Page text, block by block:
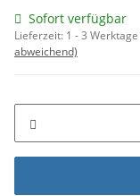
Sofort verfügbar
Lieferzeit: 1 - 3 Werktage
abweichend)